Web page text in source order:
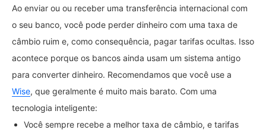
Ao enviar ou ou receber uma transferência internacional com
o seu banco, você pode perder dinheiro com uma taxa de
câmbio ruim e, como consequência, pagar tarifas ocultas. Isso
acontece porque os bancos ainda usam um sistema antigo
para converter dinheiro. Recomendamos que você use a
Wise, que geralmente é muito mais barato. Com uma
tecnologia inteligente:
Você sempre recebe a melhor taxa de câmbio, e tarifas